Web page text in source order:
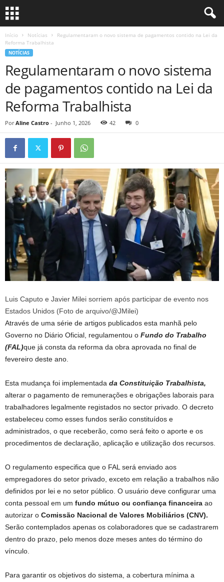
Início Notícias
Regulamentaram o novo sistema de pagamentos contido na Lei da
Reforma Trabalhista
NOTÍCIAS
Regulamentaram o novo sistema
de pagamentos contido na Lei da
Reforma Trabalhista
Por Aline Castro - Junho 1, 2026 42 0
Luis Caputo e Javier Milei sorriem após participar de evento nos
Estados Unidos (Foto de arquivo/@JMilei)
Através de uma série de artigos publicados esta manhã pelo
Governo no Diário Oficial, regulamentou o Fundo do Trabalho
(FAL)que já consta da reforma da obra aprovada no final de
fevereiro deste ano.
Esta mudança foi implementada da Constituição Trabalhista,
alterar o pagamento de remunerações e obrigações laborais para
trabalhadores legalmente registados no sector privado. O decreto
estabeleceu como esses fundos serão constituídos e
administrados, o que receberão, como será feito o aporte e os
procedimentos de declaração, aplicação e utilização dos recursos.
O regulamento especifica que o FAL será enviado aos
empregadores do setor privado, exceto em relação a trabalhos não
definidos por lei e no setor público. O usuário deve configurar uma
conta pessoal em um fundo mútuo ou confiança financeira ao
autorizar o Comissão Nacional de Valores Mobiliários (CNV).
Serão contemplados apenas os colaboradores que se cadastrarem
dentro do prazo, pelo menos doze meses antes do término do
vínculo.
Para garantir os objetivos do sistema, a cobertura mínima a